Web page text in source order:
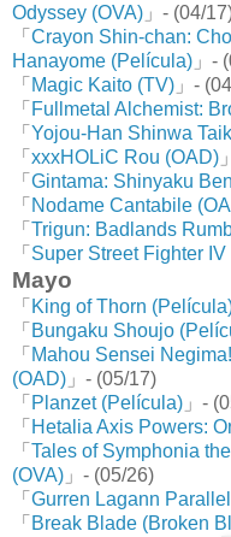
Odyssey (OVA) 」- (04/
「 Crayon Shin-chan:
Hanayome (Película) 」-
「 Magic Kaito (TV) 」-
「 Fullmetal Alchemist:
「 Yojou-Han Shinwa
「 xxxHOLiC Rou (OAD)
「 Gintama: Shinyaku
「 Nodame Cantabile
「 Trigun: Badlands
「 Super Street Fighter IV
Mayo
「 King of Thorn
「 Bungaku Shoujo
「 Mahou Sensei
(OAD) 」- (05/17)
「 Planzet (Película) 」-
「 Hetalia Axis Powers:
「 Tales of Symphonia
(OVA) 」- (05/26)
「 Gurren Lagann
「 Break Blade (Broken